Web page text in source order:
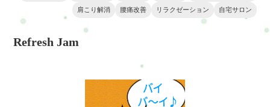
肩こり解消 腰痛改善 リラクゼーション 自宅サロン
Refresh Jam